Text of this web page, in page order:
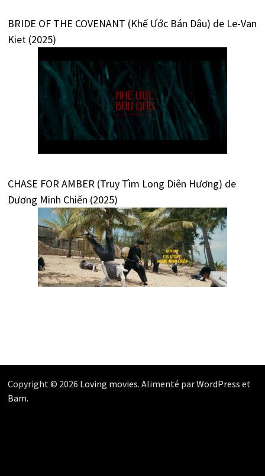
BRIDE OF THE COVENANT (Khế Ước Bán Dâu) de Le-Van
Kiet (2025)
CHASE FOR AMBER (Truy Tìm Long Diên Hương) de
Dương Minh Chiến (2025)
Copyright © 2026 Loving movies. Alimenté parWordPress et
Bam.